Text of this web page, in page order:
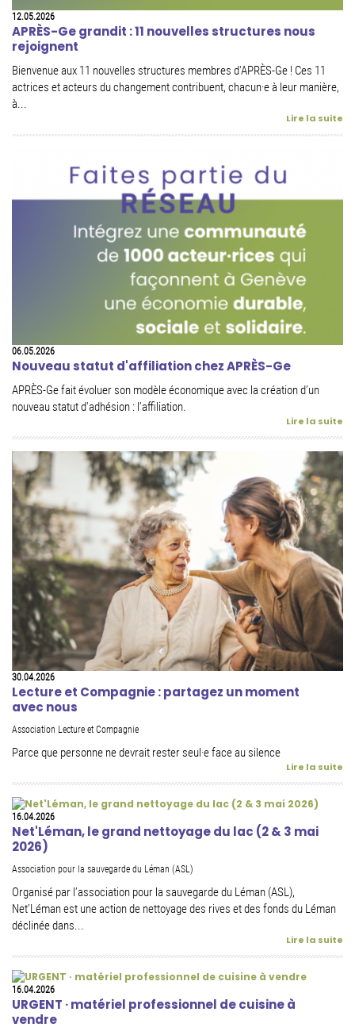
12.05.2026
APRÈS-Ge grandit : 11 nouvelles structures nous
rejoignent
Bienvenue aux 11 nouvelles structures membres d'APRÈS-Ge ! Ces 11
actrices et acteurs du changement contribuent, chacun·e à leur manière,
à...
Lire la suite
06.05.2026
Nouveau statut d'affiliation chez APRÈS-Ge
APRÈS-Ge fait évoluer son modèle économique avec la création d’un
nouveau statut d'adhésion : l’affiliation.
Lire la suite
30.04.2026
Lecture et Compagnie : partagez un moment
avec nous
Association Lecture et Compagnie
Parce que personne ne devrait rester seul·e face au silence
Lire la suite
16.04.2026
Net'Léman, le grand nettoyage du lac (2 & 3 mai
2026)
Association pour la sauvegarde du Léman (ASL)
Organisé par l’association pour la sauvegarde du Léman (ASL),
Net’Léman est une action de nettoyage des rives et des fonds du Léman
déclinée dans...
Lire la suite
16.04.2026
URGENT · matériel professionnel de cuisine à
vendre